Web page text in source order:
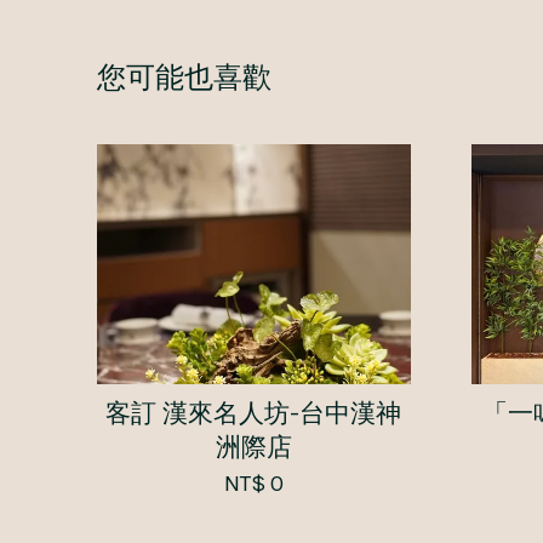
您可能也喜歡
客訂 漢來名人坊-台中漢神
洲際店
NT$ 0
「